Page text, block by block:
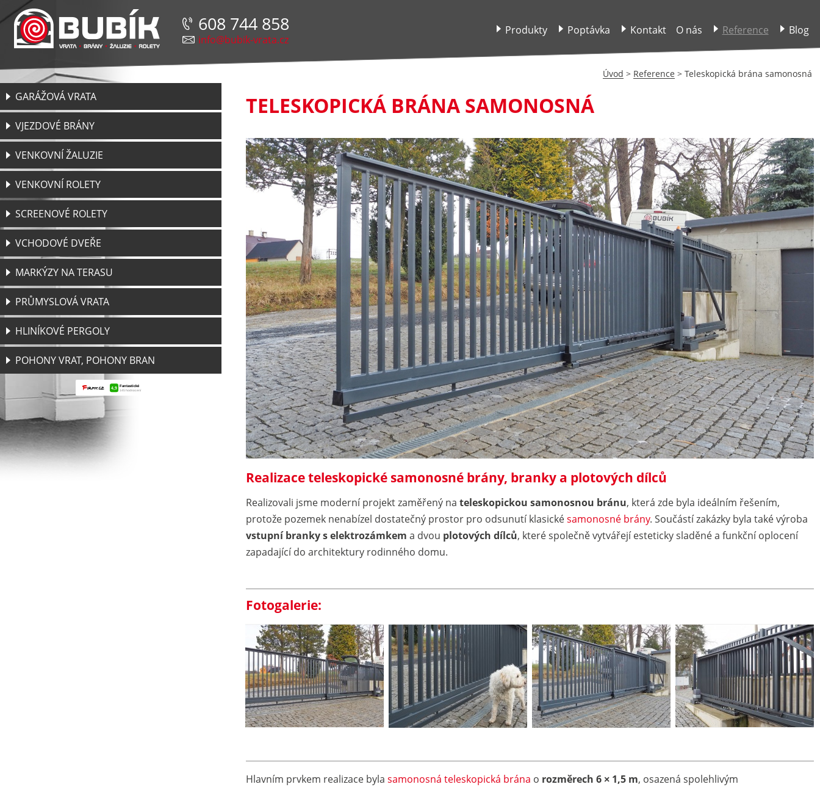
608 744 858
info@bubik-vrata.cz
Produkty Poptávka Kontakt O nás Reference Blog
Úvod > Reference > Teleskopická brána samonosná
GARÁŽOVÁ VRATA
VJEZDOVÉ BRÁNY
VENKOVNÍ ŽALUZIE
VENKOVNÍ ROLETY
SCREENOVÉ ROLETY
VCHODOVÉ DVEŘE
MARKÝZY NA TERASU
PRŮMYSLOVÁ VRATA
HLINÍKOVÉ PERGOLY
POHONY VRAT, POHONY BRAN
TELESKOPICKÁ BRÁNA SAMONOSNÁ
Realizace teleskopické samonosné brány, branky a plotových dílců
Realizovali jsme moderní projekt zaměřený nateleskopickou samonosnou bránu, která zde byla ideálním řešením,
protože pozemek nenabízel dostatečný prostor pro odsunutí klasickésamonosné brány. Součástí zakázky byla také výroba
vstupní branky s elektrozámkem a dvou plotových dílců, které společně vytvářejí esteticky sladěné a funkční oplocení
zapadající do architektury rodinného domu.
Fotogalerie:
Hlavním prvkem realizace bylasamonosná teleskopická brána o rozměrech 6 × 1,5 m, osazená spolehlivým